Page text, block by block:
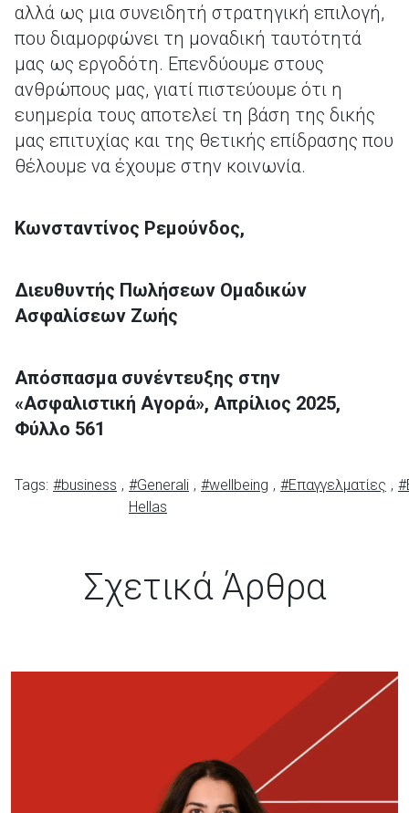
αλλά ως μια συνειδητή στρατηγική επιλογή,
που διαμορφώνει τη μοναδική ταυτότητά
μας ως εργοδότη. Επενδύουμε στους
ανθρώπους μας, γιατί πιστεύουμε ότι η
ευημερία τους αποτελεί τη βάση της δικής
μας επιτυχίας και της θετικής επίδρασης που
θέλουμε να έχουμε στην κοινωνία.
Κωνσταντίνος Ρεμούνδος,
Διευθυντής Πωλήσεων Ομαδικών
Ασφαλίσεων Ζωής
Απόσπασμα συνέντευξης στην
«Ασφαλιστική Αγορά», Απρίλιος 2025,
Φύλλο 561
Tags: #business , #Generali
Hellas
, #wellbeing , #Επαγγελματίες ,
Σχετικά Άρθρα